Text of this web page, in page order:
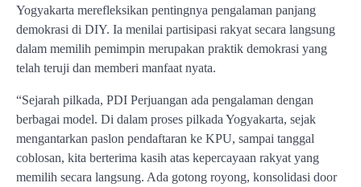
Yogyakarta merefleksikan pentingnya pengalaman panjang
demokrasi di DIY. Ia menilai partisipasi rakyat secara langsung
dalam memilih pemimpin merupakan praktik demokrasi yang
telah teruji dan memberi manfaat nyata.
“Sejarah pilkada, PDI Perjuangan ada pengalaman dengan
berbagai model. Di dalam proses pilkada Yogyakarta, sejak
mengantarkan paslon pendaftaran ke KPU, sampai tanggal
coblosan, kita berterima kasih atas kepercayaan rakyat yang
memilih secara langsung. Ada gotong royong, konsolidasi door